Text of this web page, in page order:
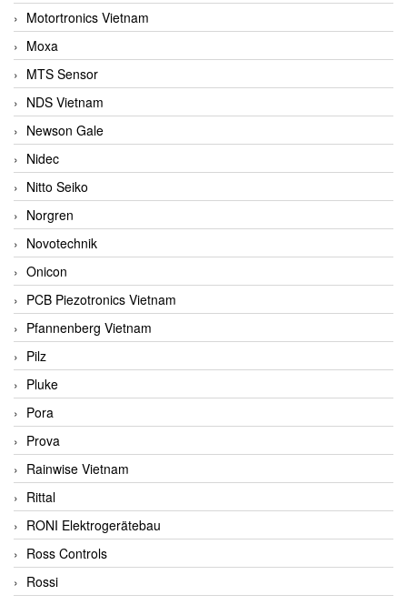
Motortronics Vietnam
Moxa
MTS Sensor
NDS Vietnam
Newson Gale
Nidec
Nitto Seiko
Norgren
Novotechnik
Onicon
PCB Piezotronics Vietnam
Pfannenberg Vietnam
Pilz
Pluke
Pora
Prova
Rainwise Vietnam
Rittal
RONI Elektrogerätebau
Ross Controls
Rossi